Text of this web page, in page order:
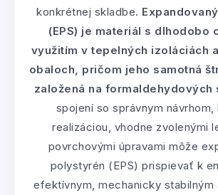
konkrétnej skladbe.
(EPS) je materiál s dlhodobo
využitím v tepelných izoláciách
obaloch, pričom jeho samotná
založená na formaldehydových
spojení so správnym návrhom,
realizáciou, vhodne zvolenými
povrchovými úpravami môže
polystyrén (EPS) prispievať k
efektívnym, mechanicky stabilným